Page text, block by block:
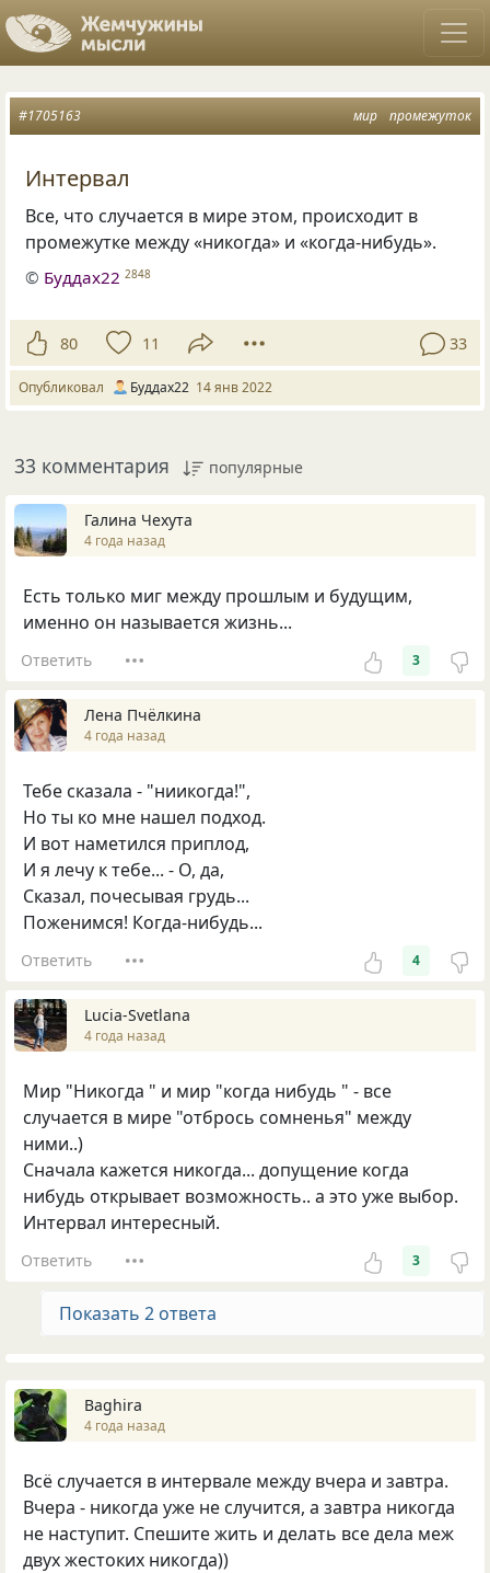
мир промежуток
#1705163
Интервал
Все, что случается в мире этом, происходит в
промежутке между «никогда» и «когда-нибудь».
© Буддах22 2848
80 11 33
Опубликовал Буддах22 14 янв 2022
33 комментария популярные
Галина Чехута
4 года назад
Есть только миг между прошлым и будущим,
именно он называется жизнь...
Ответить 3
Лена Пчёлкина
4 года назад
Тебе сказала - "ниикогда!",
Но ты ко мне нашел подход.
И вот наметился приплод,
И я лечу к тебе... - О, да,
Сказал, почесывая грудь...
Поженимся! Когда-нибудь...
Ответить 4
Lucia-Svetlana
4 года назад
Мир "Никогда " и мир "когда нибудь " - все
случается в мире "отбрось сомненья" между
ними..)
Сначала кажется никогда... допущение когда
нибудь открывает возможность.. а это уже выбор.
Интервал интересный.
Ответить 3
Показать 2 ответа
Baghira
4 года назад
Всё случается в интервале между вчера и завтра.
Вчера - никогда уже не случится, а завтра никогда
не наступит. Спешите жить и делать все дела меж
двух жестоких никогда))